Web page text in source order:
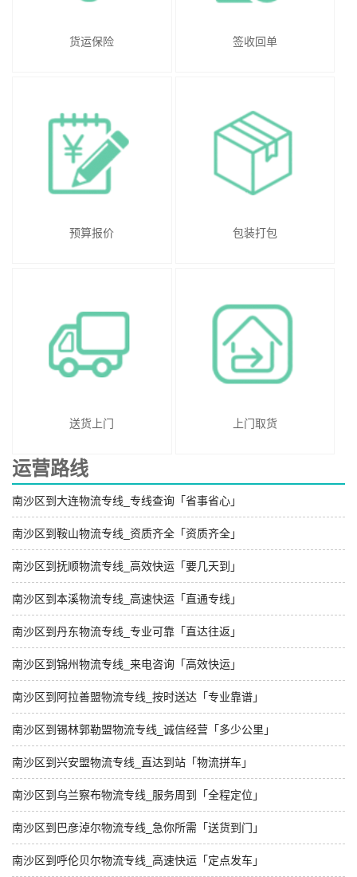
货运保险 签收回单
预算报价 包装打包
送货上门 上门取货
运营路线
南沙区到大连物流专线_专线查询「省事省心」
南沙区到鞍山物流专线_资质齐全「资质齐全」
南沙区到抚顺物流专线_高效快运「要几天到」
南沙区到本溪物流专线_高速快运「直通专线」
南沙区到丹东物流专线_专业可靠「直达往返」
南沙区到锦州物流专线_来电咨询「高效快运」
南沙区到阿拉善盟物流专线_按时送达「专业靠谱」
南沙区到锡林郭勒盟物流专线_诚信经营「多少公里」
南沙区到兴安盟物流专线_直达到站「物流拼车」
南沙区到乌兰察布物流专线_服务周到「全程定位」
南沙区到巴彦淖尔物流专线_急你所需「送货到门」
南沙区到呼伦贝尔物流专线_高速快运「定点发车」